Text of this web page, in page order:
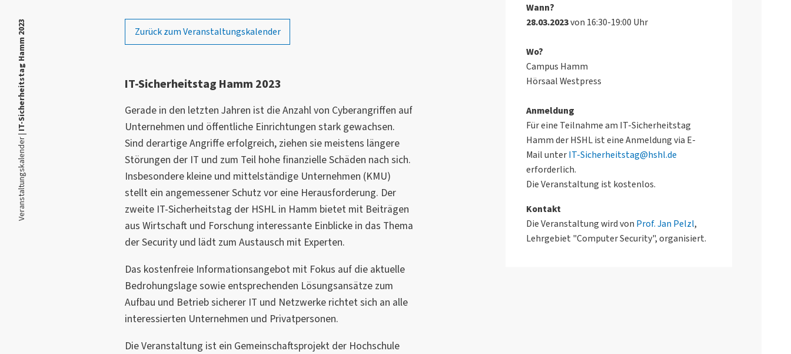
Veranstaltungskalender |
IT-Sicherheitstag Hamm 2023 Zurück zum Veranstaltungskalender
IT-Sicherheitstag Hamm 2023
Gerade in den letzten Jahren ist die Anzahl von Cyberangriffen auf
Unternehmen und öffentliche Einrichtungen stark gewachsen.
Sind derartige Angriffe erfolgreich, ziehen sie meistens längere
Störungen der IT und zum Teil hohe finanzielle Schäden nach sich.
Insbesondere kleine und mittelständige Unternehmen (KMU)
stellt ein angemessener Schutz vor eine Herausforderung. Der
zweite IT-Sicherheitstag der HSHL in Hamm bietet mit Beiträgen
aus Wirtschaft und Forschung interessante Einblicke in das Thema
der Security und lädt zum Austausch mit Experten.
Das kostenfreie Informationsangebot mit Fokus auf die aktuelle
Bedrohungslage sowie entsprechenden Lösungsansätze zum
Aufbau und Betrieb sicherer IT und Netzwerke richtet sich an alle
interessierten Unternehmen und Privatpersonen.
Die Veranstaltung ist ein Gemeinschaftsprojekt der Hochschule
Wann?
28.03.2023von 16:30-19:00 Uhr
Wo?
Campus Hamm
Hörsaal Westpress
Anmeldung
Für eine Teilnahme am IT-Sicherheitstag
Hamm der HSHL ist eine Anmeldung via E-
Mail unterIT-Sicherheitstag@hshl.de
erforderlich.
Die Veranstaltung ist kostenlos.
Kontakt
Die Veranstaltung wird von Prof. Jan Pelzl,
Lehrgebiet "Computer Security", organisiert.